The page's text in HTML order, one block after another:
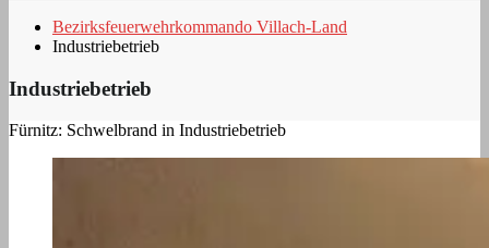
Bezirksfeuerwehrkommando Villach-Land
Industriebetrieb
Industriebetrieb
Fürnitz: Schwelbrand in Industriebetrieb